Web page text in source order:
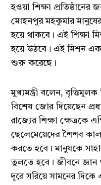
হওয়া শিক্ষা
মোহনপুর মহকুমার
হয়ে থাকবে। এই শিক্ষা
হয়ে উঠবে। এই মিশন এক
শুরু করেছে।
মুখ্যমন্ত্রী বলেন,
বিশেষ জোর দিয়েছেন
রাজ্যের শিক্ষা ক্ষেত্রকে
ছেলেমেয়েদের শৈশব
করতে হবে। মানুষকে
তুলতে হবে। জীবনে জ্ঞান
দূরে সরিয়ে সামনের